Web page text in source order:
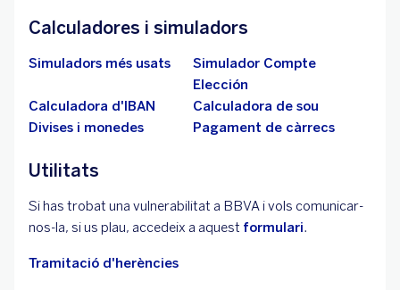
Calculadores i simuladors
Simuladors més usats
Simulador Compte
Elección
Calculadora d'IBAN
Calculadora de sou
Divises i monedes
Pagament de càrrecs
Utilitats
Si has trobat una vulnerabilitat a BBVA i vols comunicar-
nos-la, si us plau, accedeix a aquest formulari.
Tramitació d'herències